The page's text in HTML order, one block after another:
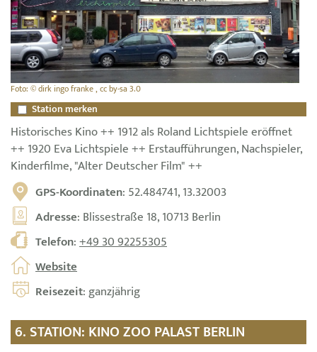
Foto: © dirk ingo franke , cc by-sa 3.0
Station merken
Historisches Kino ++ 1912 als Roland Lichtspiele eröffnet
++ 1920 Eva Lichtspiele ++ Erstaufführungen, Nachspieler,
Kinderfilme, "Alter Deutscher Film" ++
GPS-Koordinaten: 52.484741, 13.32003
Adresse: Blissestraße 18, 10713 Berlin
Telefon:+49 30 92255305
Website
Reisezeit: ganzjährig
6. STATION: KINO ZOO PALAST BERLIN